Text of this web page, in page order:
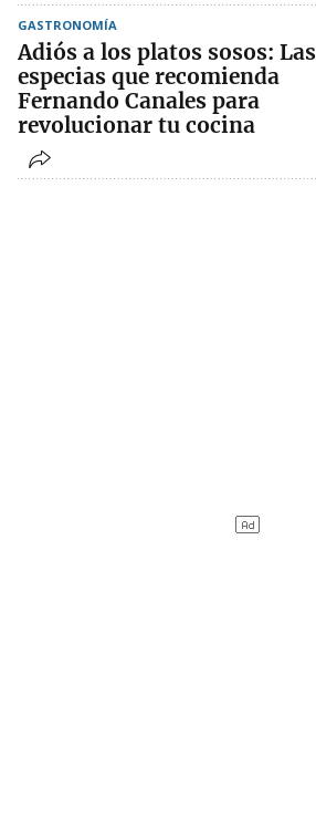
GASTRONOMÍA
Adiós a los platos sosos: Las
especias que recomienda
Fernando Canales para
revolucionar tu cocina